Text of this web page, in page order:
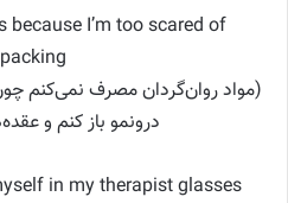
because I’m too scared of
(مواد روان‌گردان مصرف نمی‌کنم
درونمو باز کنم و
in my therapist glasses